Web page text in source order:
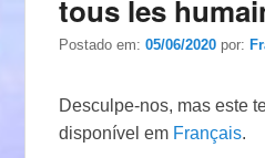
tous les
Postado em:05/06/2020 por:
Desculpe-nos, mas este
disponível em Français.